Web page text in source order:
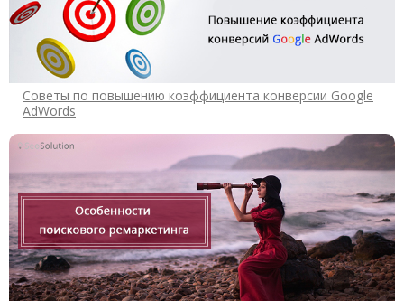
Cоветы по повышению коэффициента конверсии Google
AdWords